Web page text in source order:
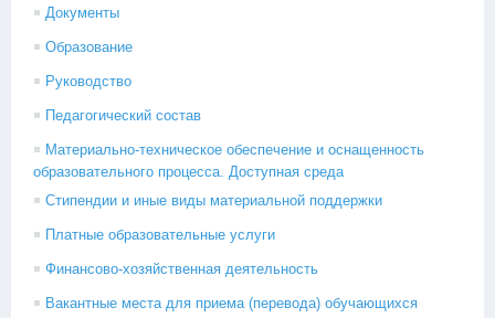
Документы
Образование
Руководство
Педагогический состав
Материально-техническое обеспечение и оснащенность
образовательного процесса. Доступная среда
Стипендии и иные виды материальной поддержки
Платные образовательные услуги
Финансово-хозяйственная деятельность
Вакантные места для приема (перевода) обучающихся